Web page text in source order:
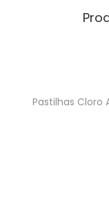
Pastilhas Cloro